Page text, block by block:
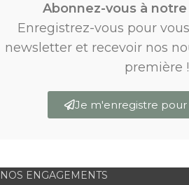
Abonnez-vous à
Enregistrez-vous pour
newsletter et recevoir nos
première !
Je m'enregistre
NOS ENGAGEMENTS